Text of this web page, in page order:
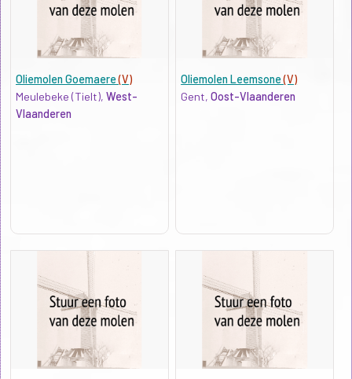
Oliemolen Goemaere(V)
Meulebeke (Tielt), West-
Vlaanderen
Oliemolen Leemsone(V)
Gent,Oost-Vlaanderen